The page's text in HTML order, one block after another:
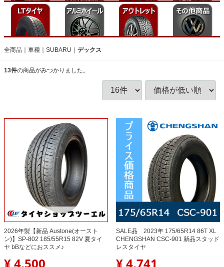
全商品 車種 SUBARU デックス
13件の商品がみつかりました。
2026年製【新品 Austone(オースト
ン)】SP-802 185/55R15 82V 夏タイ
ヤ bBなどにおススメ♪
¥ 4,500
SALE品 2023年 175/65R14 86T XL
CHENGSHAN CSC-901 新品スタッド
レスタイヤ
¥ 4,741